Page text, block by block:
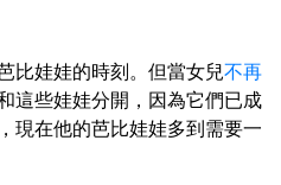
比娃娃的時刻。但當女兒不再
這些娃娃分開，因為它們已成
現在他的芭比娃娃多到需要一